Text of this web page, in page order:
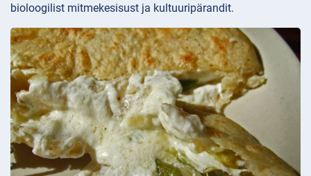
bioloogilist mitmekesisust ja kultuuripärandit.